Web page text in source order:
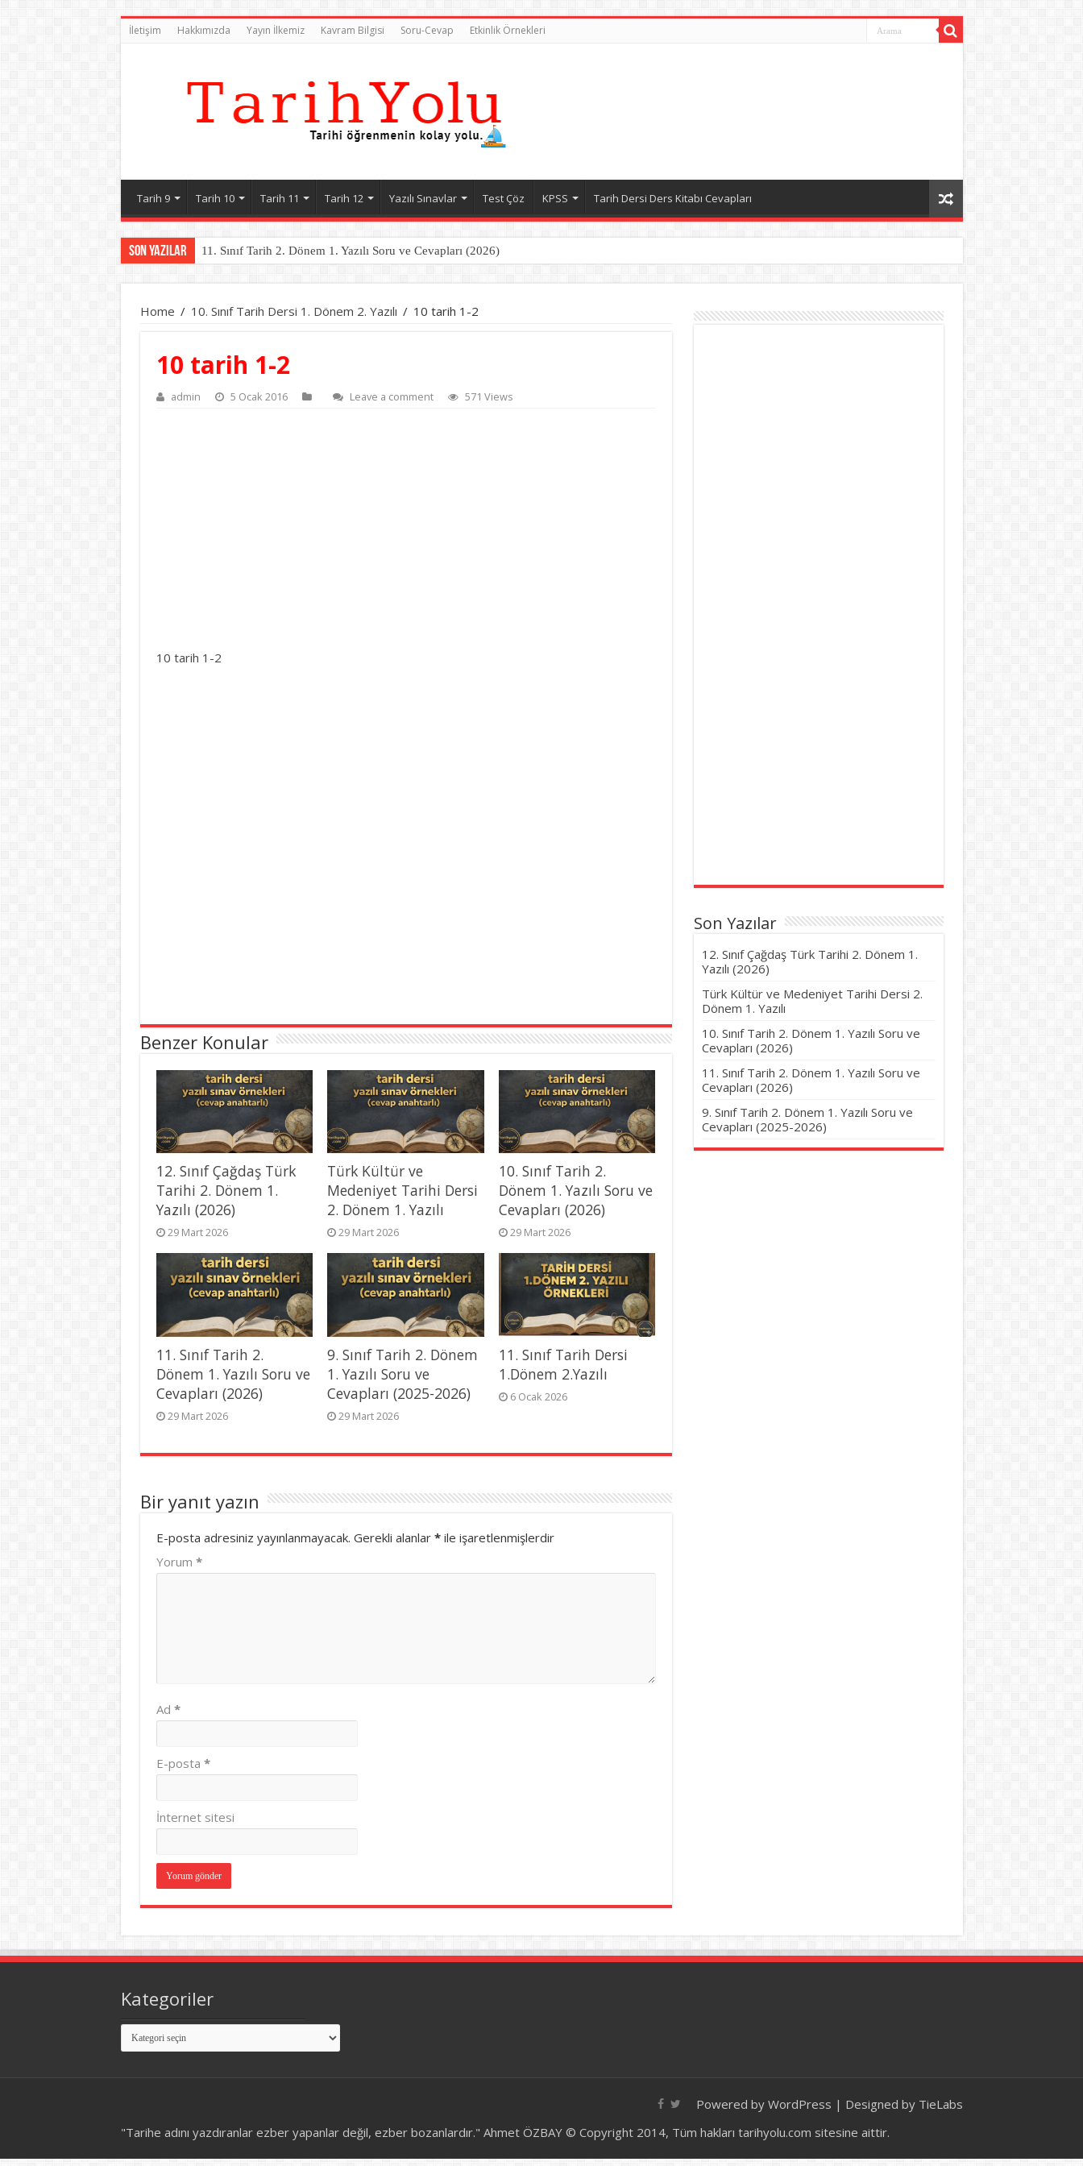
İletişim Hakkımızda Yayın İlkemiz Kavram Bilgisi Soru-Cevap Etkinlik Örnekleri
Tarih 9 Tarih 10 Tarih 11 Tarih 12 Yazılı Sınavlar Test Çöz KPSS Tarih Dersi Ders Kitabı Cevapları
Son Yazılar 11. Sınıf Tarih 2. Dönem 1. Yazılı Soru ve Cevapları (2026)
Home / 10. Sınıf Tarih Dersi 1. Dönem 2. Yazılı / 10 tarih 1-2
10 tarih 1-2
admin 5 Ocak 2016 Leave a comment 571 Views
10 tarih 1-2
Benzer Konular
12. Sınıf Çağdaş Türk
Tarihi 2. Dönem 1.
Yazılı (2026)
29 Mart 2026
Türk Kültür ve
Medeniyet Tarihi Dersi
2. Dönem 1. Yazılı
29 Mart 2026
10. Sınıf Tarih 2.
Dönem 1. Yazılı Soru ve
Cevapları (2026)
29 Mart 2026
11. Sınıf Tarih 2.
Dönem 1. Yazılı Soru ve
Cevapları (2026)
29 Mart 2026
9. Sınıf Tarih 2. Dönem
1. Yazılı Soru ve
Cevapları (2025-2026)
29 Mart 2026
11. Sınıf Tarih Dersi
1.Dönem 2.Yazılı
6 Ocak 2026
Bir yanıt yazın
E-posta adresiniz yayınlanmayacak. Gerekli alanlar *ile işaretlenmişlerdir
Yorum *
Ad *
E-posta *
İnternet sitesi
Son Yazılar
12. Sınıf Çağdaş Türk Tarihi 2. Dönem 1.
Yazılı (2026)
Türk Kültür ve Medeniyet Tarihi Dersi 2.
Dönem 1. Yazılı
10. Sınıf Tarih 2. Dönem 1. Yazılı Soru ve
Cevapları (2026)
11. Sınıf Tarih 2. Dönem 1. Yazılı Soru ve
Cevapları (2026)
9. Sınıf Tarih 2. Dönem 1. Yazılı Soru ve
Cevapları (2025-2026)
Kategoriler
Kategoriler
Powered by WordPress | Designed by TieLabs
"Tarihe adını yazdıranlar ezber yapanlar değil, ezber bozanlardır." Ahmet ÖZBAY © Copyright 2014, Tüm hakları tarihyolu.com sitesine aittir.